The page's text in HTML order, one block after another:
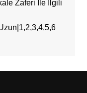
Zaferi İle İlgili